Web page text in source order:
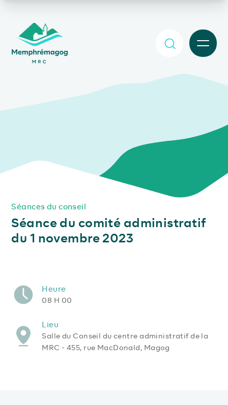
MENU
Séances du conseil
Séance du comité administratif
du 1 novembre 2023
Heure
08 H 00
Lieu
Salle du Conseil du centre administratif de la
MRC - 455, rue MacDonald, Magog